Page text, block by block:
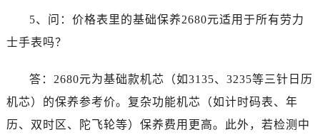
新疆维吾尔自治区乌鲁木齐市天山区红山路26号时代广场（CCMALL）C座17层17-B劳力士售后服务中心（需提前预约）
辽宁省大连市中山区人民路15号国际金融大厦7层G室劳力士售后服务中心（需提前预约）
江苏省无锡市梁溪区人民中路139号恒隆广场写字楼1座11层1104室劳力士售后服务中心（需提前预约）
5、问：价格表里的基础保养2680元适用于所有劳力
士手表吗？
答：2680元为基础款机芯（如3135、3235等三针日历
机芯）的保养参考价。复杂功能机芯（如计时码表、年
历、双时区、陀飞轮等）保养费用更高。此外，若检测中